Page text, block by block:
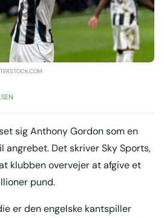
sig Anthony Gordon som en
Det skriver Sky Sports,
klubben overvejer at afgive et
pund.
er den engelske kantspiller